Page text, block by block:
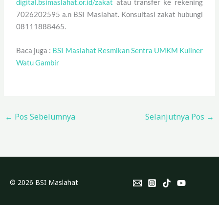
digital.bsimaslahat.or.id/zakat atau transfer ke rekening
7026202595 a.n BSI Maslahat. Konsultasi zakat hubungi
08111888465.
Baca juga : BSI Maslahat Resmikan Sentra UMKM Kuliner
Watu Gambir
← Pos Sebelumnya Selanjutnya Pos →
© 2026 BSI Maslahat